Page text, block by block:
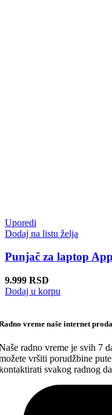
Uporedi
Dodaj na listu želja
Punjač za laptop
9.999 RSD
Dodaj u korpu
vreme naše internet
radno vreme je svih 7
vršiti porudžbine
svakog radnog